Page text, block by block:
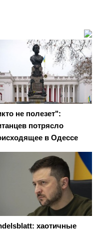
не полезет":
потрясло
в Одессе
хаотичные